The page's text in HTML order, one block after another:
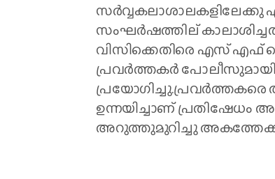
സംഘർഷത്തില്‌‍
വിസിക്കെതിരെ എസ്
പ്രവർത്തകർ പോലീസുമായി
പ്രയോഗിച്ചു.പ്രവർത്തകരെ
ഉന്നയിച്ചാണ് പ്രതിഷേധം
അറുത്തുമുറിച്ചു